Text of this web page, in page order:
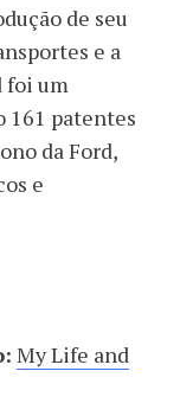
de seu
e a
foi um
patentes
da Ford,
e
My Life and